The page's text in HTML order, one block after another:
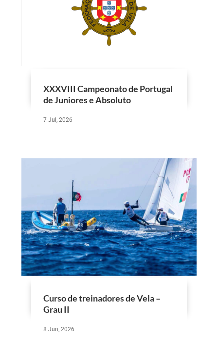
XXXVIII Campeonato de Portugal
de Juniores e Absoluto
7 Jul, 2026
Curso de treinadores de Vela –
Grau II
8 Jun, 2026